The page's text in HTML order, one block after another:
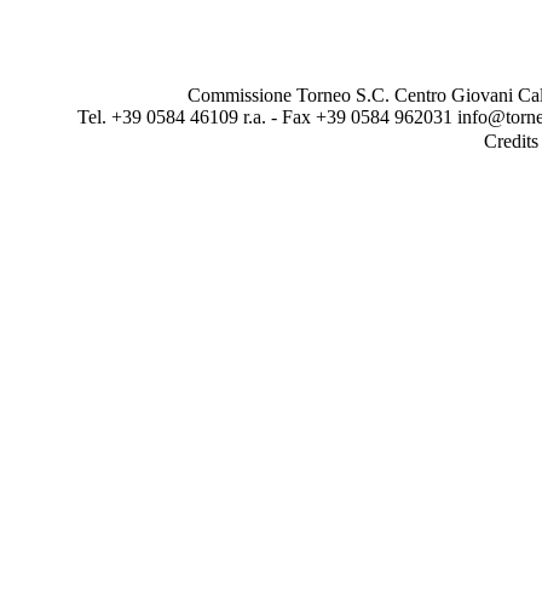
Commissione Torneo S.C. Centro Giovani
Tel. +39 0584 46109 r.a. - Fax +39 0584 962031
Credits